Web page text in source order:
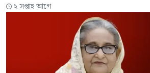
২ সপ্তাহ আগে